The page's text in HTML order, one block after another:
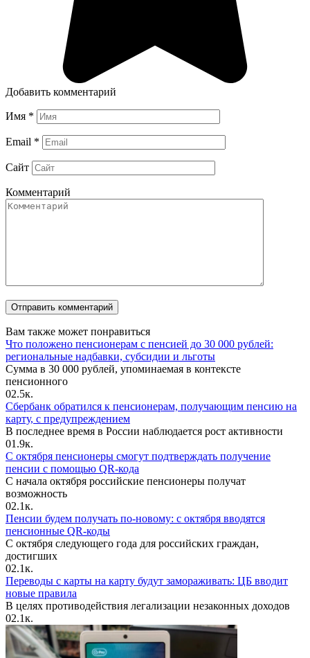
Добавить комментарий
Имя *
Email *
Сайт
Комментарий
Вам также может понравиться
Что положено пенсионерам с пенсией до 30 000 рублей:
региональные надбавки, субсидии и льготы
Сумма в 30 000 рублей, упоминаемая в контексте
пенсионного
02.5к.
Сбербанк обратился к пенсионерам, получающим пенсию на
карту, с предупреждением
В последнее время в России наблюдается рост активности
01.9к.
С октября пенсионеры смогут подтверждать получение
пенсии с помощью QR-кода
С начала октября российские пенсионеры получат
возможность
02.1к.
Пенсии будем получать по-новому: с октября вводятся
пенсионные QR-коды
С октября следующего года для российских граждан,
достигших
02.1к.
Переводы с карты на карту будут замораживать: ЦБ вводит
новые правила
В целях противодействия легализации незаконных доходов
02.1к.